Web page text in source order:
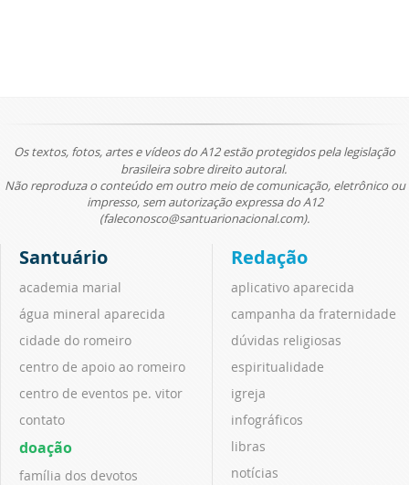
Os textos, fotos, artes e vídeos do A12 estão protegidos pela legislação
brasileira sobre direito autoral.
Não reproduza o conteúdo em outro meio de comunicação, eletrônico ou
impresso, sem autorização expressa do A12
(faleconosco@santuarionacional.com).
Santuário
academia marial
água mineral aparecida
cidade do romeiro
centro de apoio ao romeiro
centro de eventos pe. vitor
contato
doação
família dos devotos
Redação
aplicativo aparecida
campanha da fraternidade
dúvidas religiosas
espiritualidade
igreja
infográficos
libras
notícias